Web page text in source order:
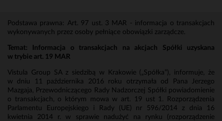
Podstawa prawna: Art. 97 ust. 3 MAR - informacja o transakcjach
wykonywanych przez osoby pełniące obowiązki zarządcze.
Temat: Informacja o transakcjach na akcjach Spółki uzyskana
w trybie art. 19 MAR
Vistula Group SA z siedzibą w Krakowie („Spółka”), informuje, że
w dniu 11 października 2016 roku otrzymała od Pana Jerzego
Mazgaja, Przewodniczącego Rady Nadzorczej Spółki powiadomienie
o transakcjach, o którym mowa w art. 19 ust 1. Rozporządzenia
Parlamentu Europejskiego i Rady (UE) nr 596/2014 z dnia 16
kwietnia 2014 r. w sprawie nadużyć na rynku (rozporządzenie